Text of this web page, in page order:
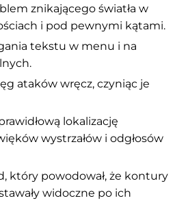
znikającego światła w
i pod pewnymi kątami.
tekstu w menu i na
ataków wręcz, czyniąc je
lokalizację
wystrzałów i odgłosów
który powodował, że kontury
widoczne po ich